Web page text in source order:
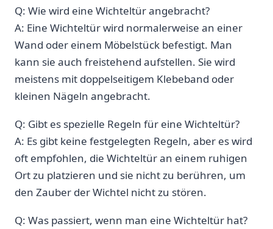
Q: ⁢Wie⁣ wird eine‍ Wichteltür angebracht?
A: Eine Wichteltür wird normalerweise⁢ an einer
Wand oder einem Möbelstück befestigt. ⁤Man
⁣kann‍ sie auch‌ freistehend ⁢aufstellen. Sie⁢ wird
meistens‌ mit doppelseitigem Klebeband oder
kleinen Nägeln angebracht.
Q: Gibt‌ es ⁤spezielle Regeln für eine Wichteltür?
A: Es gibt⁢ keine festgelegten Regeln, aber es wird
oft ⁢empfohlen, die Wichteltür an einem ruhigen
Ort zu platzieren und⁢ sie nicht ⁤zu berühren, um
den Zauber‍ der Wichtel nicht zu stören.
Q: Was passiert, wenn man eine‍ Wichteltür hat?